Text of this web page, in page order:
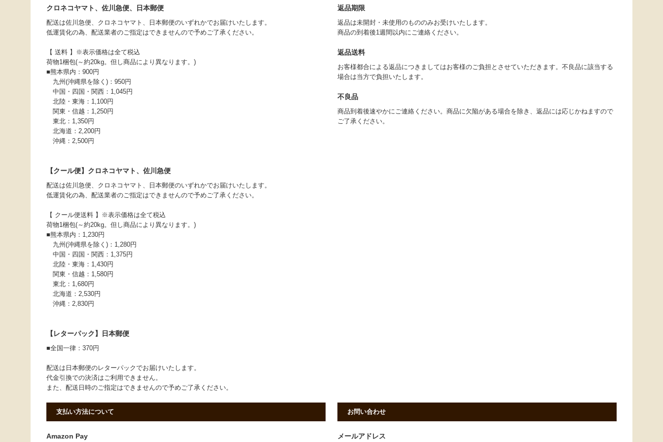
クロネコヤマト、佐川急便、日本郵便
配送は佐川急便、クロネコヤマト、日本郵便のいずれかでお届けいたします。
低運賃化の為、配送業者のご指定はできませんので予めご了承ください。
【 送料 】※表示価格は全て税込
荷物1梱包(～約20kg。但し商品により異なります。)
■熊本県内：900円
九州(沖縄県を除く)：950円
中国・四国・関西：1,045円
北陸・東海：1,100円
関東・信越：1,250円
東北：1,350円
北海道：2,200円
沖縄：2,500円
【クール便】クロネコヤマト、佐川急便
配送は佐川急便、クロネコヤマト、日本郵便のいずれかでお届けいたします。
低運賃化の為、配送業者のご指定はできませんので予めご了承ください。
【 クール便送料 】※表示価格は全て税込
荷物1梱包(～約20kg。但し商品により異なります。)
■熊本県内：1,230円
九州(沖縄県を除く)：1,280円
中国・四国・関西：1,375円
北陸・東海：1,430円
関東・信越：1,580円
東北：1,680円
北海道：2,530円
沖縄：2,830円
【レターパック】日本郵便
■全国一律：370円
配送は日本郵便のレターパックでお届けいたします。
代金引換での決済はご利用できません。
また、配送日時のご指定はできませんので予めご了承ください。
返品期限
返品は未開封・未使用のもののみお受けいたします。
商品の到着後1週間以内にご連絡ください。
返品送料
お客様都合による返品につきましてはお客様のご負担とさせていただきます。不良品に該当する
場合は当方で負担いたします。
不良品
商品到着後速やかにご連絡ください。商品に欠陥がある場合を除き、返品には応じかねますので
ご了承ください。
支払い方法について
Amazon Pay
お問い合わせ
メールアドレス